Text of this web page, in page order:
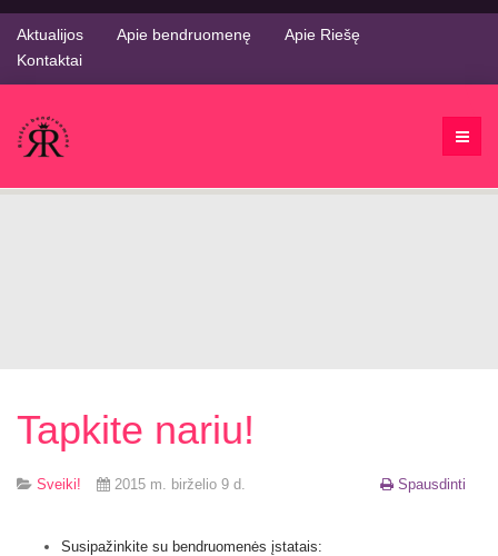
Aktualijos Apie bendruomenę
Apie Riešę
Kontaktai
Tapkite nariu!
Spausdinti
Sveiki! 2015 m. birželio 9 d.
Susipažinkite su bendruomenės įstatais: